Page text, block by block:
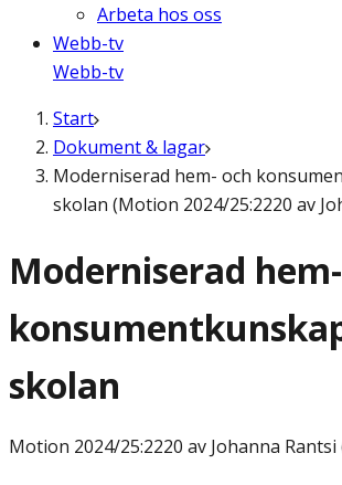
Arbeta hos oss
Webb-tv
Webb-tv
Start
Dokument & lagar
Moderniserad hem- och
skolan (Motion 2024/25:2220 av
Moderniserad
skolan
Motion 2024/25:2220 av Johanna Rantsi